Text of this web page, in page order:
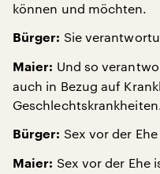
können und möchten.
Bürger: Sie
Maier: Und so
auch in Bezug auf
Bürger: Sex vor der
Maier: Sex vor der Ehe